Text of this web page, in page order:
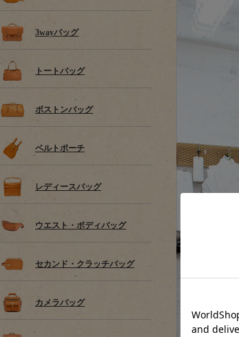
3wayバッグ
トートバッグ
ボストンバッグ
ベルトポーチ
レディースバッグ
ウエスト・ボディバッグ
セカンド・クラッチバッグ
カメラバッグ